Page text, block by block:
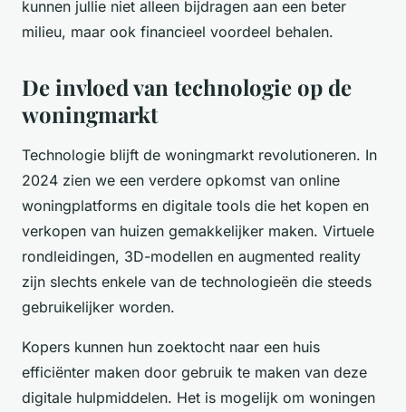
kunnen jullie niet alleen bijdragen aan een beter
milieu, maar ook financieel voordeel behalen.
De invloed van technologie op de
woningmarkt
Technologie blijft de woningmarkt revolutioneren. In
2024 zien we een verdere opkomst van online
woningplatforms en digitale tools die het kopen en
verkopen van huizen gemakkelijker maken. Virtuele
rondleidingen, 3D-modellen en augmented reality
zijn slechts enkele van de technologieën die steeds
gebruikelijker worden.
Kopers kunnen hun zoektocht naar een huis
efficiënter maken door gebruik te maken van deze
digitale hulpmiddelen. Het is mogelijk om woningen